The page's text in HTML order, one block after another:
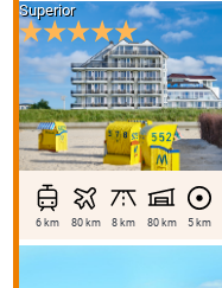
Superior
6 km 80 km 8 km 80 km 5 km